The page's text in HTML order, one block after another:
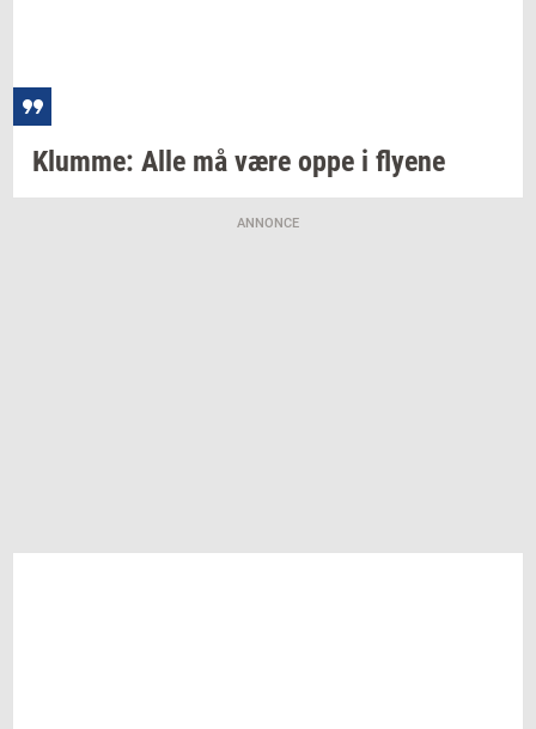
Klum­me: Alle må være oppe i fly­e­ne
ANNONCE